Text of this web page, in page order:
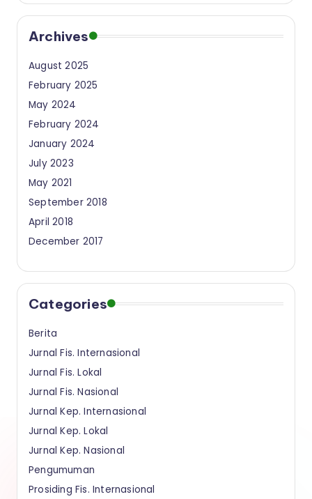
Archives
August 2025
February 2025
May 2024
February 2024
January 2024
July 2023
May 2021
September 2018
April 2018
December 2017
Categories
Berita
Jurnal Fis. Internasional
Jurnal Fis. Lokal
Jurnal Fis. Nasional
Jurnal Kep. Internasional
Jurnal Kep. Lokal
Jurnal Kep. Nasional
Pengumuman
Prosiding Fis. Internasional